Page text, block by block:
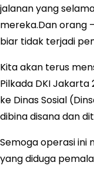
jalanan yang
mereka.Dan orang
biar tidak terjadi
Kita akan terus
Pilkada DKI
ke Dinas Sosial
dibina disana dan
Semoga operasi ini
yang diduga